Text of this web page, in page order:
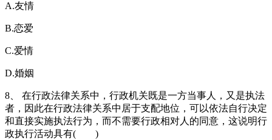
A.友情
B.恋爱
C.爱情
D.婚姻
8、 在行政法律关系中，行政机关既是一方当事人，又是执法
者，因此在行政法律关系中居于支配地位，可以依法自行决定
和直接实施执法行为，而不需要行政相对人的同意，这说明行
政执行活动具有( )